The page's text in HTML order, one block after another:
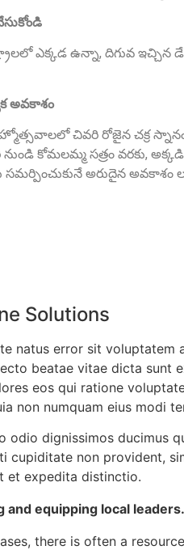
ఎక్కడ ఉన్నా, దిగువ ఇచ్చిన
అవకాశం
చివరి రోజైన చక్ర
కోమలమ్మ సత్రం వరకు,
అరుదైన అవకాశం
Solutions
natus error sit
beatae vitae dicta sunt
eos qui ratione
non numquam eius modi
odio dignissimos ducimus
cupiditate non provident,
et expedita distinctio.
and equipping local
there is often a